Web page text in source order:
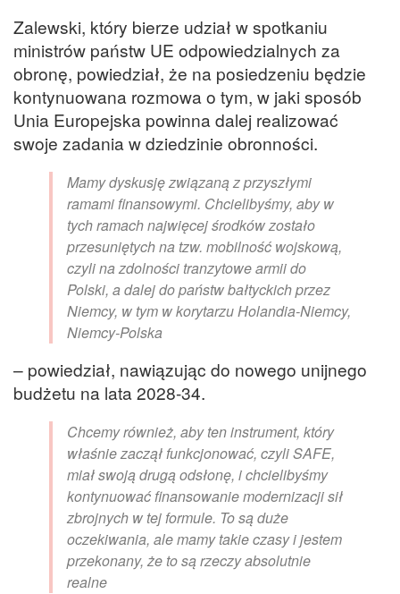
Zalewski, który bierze udział w spotkaniu
ministrów państw UE odpowiedzialnych za
obronę, powiedział, że na posiedzeniu będzie
kontynuowana rozmowa o tym, w jaki sposób
Unia Europejska powinna dalej realizować
swoje zadania w dziedzinie obronności.
Mamy dyskusję związaną z przyszłymi
ramami finansowymi. Chcielibyśmy, aby w
tych ramach najwięcej środków zostało
przesuniętych na tzw. mobilność wojskową,
czyli na zdolności tranzytowe armii do
Polski, a dalej do państw bałtyckich przez
Niemcy, w tym w korytarzu Holandia-Niemcy,
Niemcy-Polska
– powiedział, nawiązując do nowego unijnego
budżetu na lata 2028-34.
Chcemy również, aby ten instrument, który
właśnie zaczął funkcjonować, czyli SAFE,
miał swoją drugą odsłonę, i chcielibyśmy
kontynuować finansowanie modernizacji sił
zbrojnych w tej formule. To są duże
oczekiwania, ale mamy takie czasy i jestem
przekonany, że to są rzeczy absolutnie
realne